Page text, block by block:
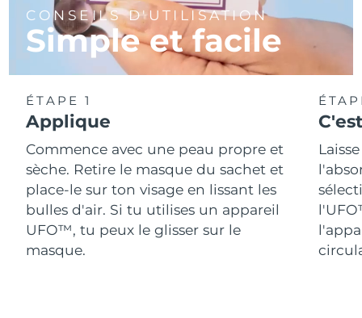
CONSEILS D'UTILISATION
Simple et facile
ÉTAPE 1
Applique
Commence avec une peau propre et
sèche. Retire le masque du sachet et
place-le sur ton visage en lissant les
bulles d'air. Si tu utilises un appareil
UFO™, tu peux le glisser sur le
masque.
Singapour Livraison estimée
Slovaquie Livraison estimée 8/11/26
Afrique du Sud 8/19/26
Corée du Sud Livraison estimée 8/13/26
Espagne Livraison estimée 8/11/26
Suède 8/11/26